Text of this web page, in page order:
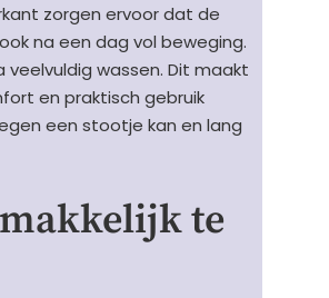
zorgen ervoor dat de
na een dag vol beweging.
wassen. Dit maakt
en praktisch gebruik
een stootje kan en lang
te